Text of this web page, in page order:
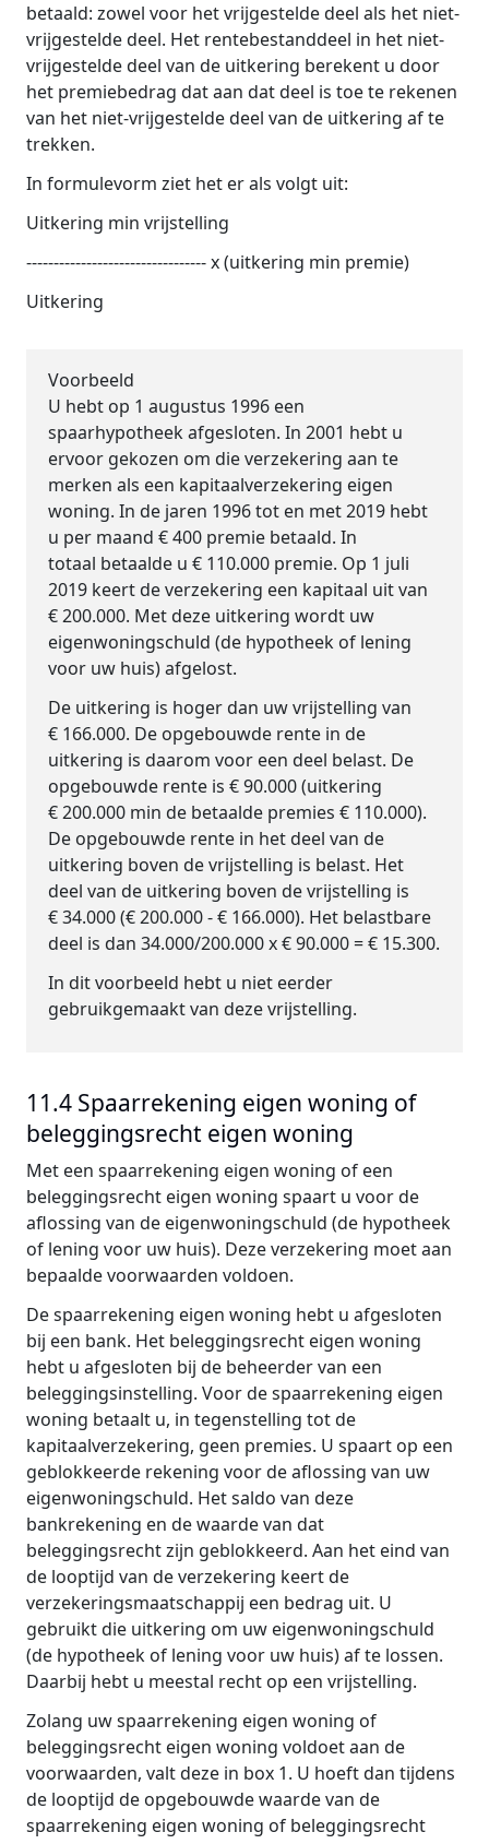
betaald: zowel voor het vrijgestelde deel als het niet-
vrijgestelde deel. Het rentebestanddeel in het niet-
vrijgestelde deel van de uitkering berekent u door
het premiebedrag dat aan dat deel is toe te rekenen
van het niet-vrijgestelde deel van de uitkering af te
trekken.
In formulevorm ziet het er als volgt uit:
Uitkering min vrijstelling
--------------------------------- x (uitkering min premie)
Uitkering
Voorbeeld
U hebt op 1 augustus 1996 een
spaarhypotheek afgesloten. In 2001 hebt u
ervoor gekozen om die verzekering aan te
merken als een kapitaalverzekering eigen
woning. In de jaren 1996 tot en met 2019 hebt
u per maand € 400 premie betaald. In
totaal betaalde u € 110.000 premie. Op 1 juli
2019 keert de verzekering een kapitaal uit van
€ 200.000. Met deze uitkering wordt uw
eigenwoningschuld (de hypotheek of lening
voor uw huis) afgelost.
De uitkering is hoger dan uw vrijstelling van
€ 166.000. De opgebouwde rente in de
uitkering is daarom voor een deel belast. De
opgebouwde rente is € 90.000 (uitkering
€ 200.000 min de betaalde premies € 110.000).
De opgebouwde rente in het deel van de
uitkering boven de vrijstelling is belast. Het
deel van de uitkering boven de vrijstelling is
€ 34.000 (€ 200.000 - € 166.000). Het belastbare
deel is dan 34.000/200.000 x € 90.000 = € 15.300.
In dit voorbeeld hebt u niet eerder
gebruikgemaakt van deze vrijstelling.
11.4 Spaarrekening eigen woning of
beleggingsrecht eigen woning
Met een spaarrekening eigen woning of een
beleggingsrecht eigen woning spaart u voor de
aflossing van de eigenwoningschuld (de hypotheek
of lening voor uw huis). Deze verzekering moet aan
bepaalde voorwaarden voldoen.
De spaarrekening eigen woning hebt u afgesloten
bij een bank. Het beleggingsrecht eigen woning
hebt u afgesloten bij de beheerder van een
beleggingsinstelling. Voor de spaarrekening eigen
woning betaalt u, in tegenstelling tot de
kapitaalverzekering, geen premies. U spaart op een
geblokkeerde rekening voor de aflossing van uw
eigenwoningschuld. Het saldo van deze
bankrekening en de waarde van dat
beleggingsrecht zijn geblokkeerd. Aan het eind van
de looptijd van de verzekering keert de
verzekeringsmaatschappij een bedrag uit. U
gebruikt die uitkering om uw eigenwoningschuld
(de hypotheek of lening voor uw huis) af te lossen.
Daarbij hebt u meestal recht op een vrijstelling.
Zolang uw spaarrekening eigen woning of
beleggingsrecht eigen woning voldoet aan de
voorwaarden, valt deze in box 1. U hoeft dan tijdens
de looptijd de opgebouwde waarde van de
spaarrekening eigen woning of beleggingsrecht